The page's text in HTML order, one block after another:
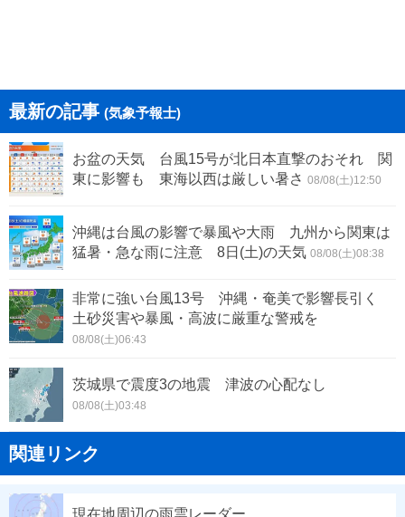
最新の記事 (気象予報士)
お盆の天気 台風15号が北日本直撃のおそれ 関
東に影響も 東海以西は厳しい暑さ 08/08(土)12:50
沖縄は台風の影響で暴風や大雨 九州から関東は
猛暑・急な雨に注意 8日(土)の天気 08/08(土)08:38
非常に強い台風13号 沖縄・奄美で影響長引く
土砂災害や暴風・高波に厳重な警戒を
08/08(土)06:43
茨城県で震度3の地震 津波の心配なし
08/08(土)03:48
関連リンク
現在地周辺の雨雲レーダー